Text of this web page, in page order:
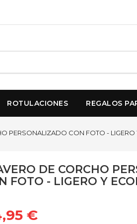
ROTULACIONES REGALOS
PERSONALIZADO CON FOTO -
DE CORCHO
FOTO - LIGERO Y
€